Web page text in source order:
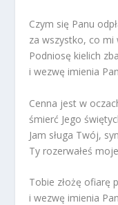
Czym się Panu
za wszystko, co mi
Podniosę kielich
i wezwę imienia
Cenna jest w
śmierć Jego
Jam sługa Twój,
Ty rozerwałeś
Tobie złożę ofiarę
i wezwę imienia